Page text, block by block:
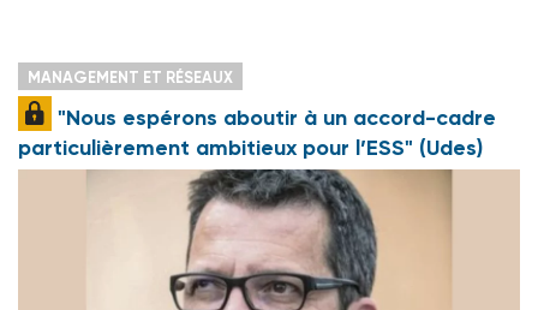
MANAGEMENT ET RÉSEAUX
"Nous espérons aboutir à un accord-cadre
particulièrement ambitieux pour l’ESS" (Udes)